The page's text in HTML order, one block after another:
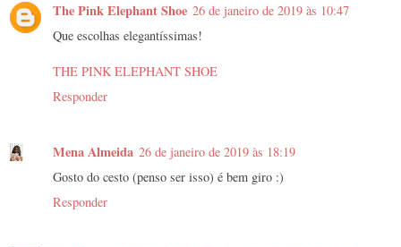
The Pink Elephant Shoe 26 de janeiro de 2019 às 10:47
Que escolhas elegantíssimas!
THE PINK ELEPHANT SHOE
Responder
Mena Almeida 26 de janeiro de 2019 às 18:19
Gosto do cesto (penso ser isso) é bem giro :)
Responder